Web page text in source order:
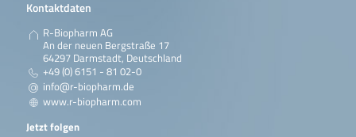
Kontaktdaten
R-Biopharm AG
An der neuen Bergstraße 17
64297 Darmstadt, Deutschland
+49 (0) 6151 - 81 02-0
info@r-biopharm.de
www.r-biopharm.com
Jetzt folgen